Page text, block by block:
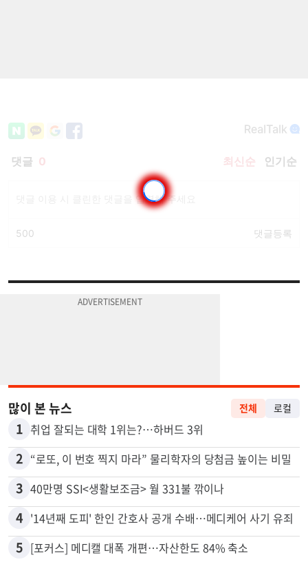
많이 본 뉴스
1 취업 잘되는 대학 1위는?…하버드 3위
2 “로또, 이 번호 찍지 마라” 물리학자의 당첨금 높이는 비밀
3 40만명 SSI<생활보조금> 월 331불 깎이나
4 '14년째 도피' 한인 간호사 공개 수배…메디케어 사기 유죄